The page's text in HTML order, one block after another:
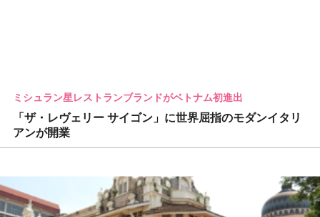
ミシュラン星レストランブランドがベトナム初進出
「ザ・レヴェリー サイゴン」に世界屈指のモダンイタリ
アンが開業